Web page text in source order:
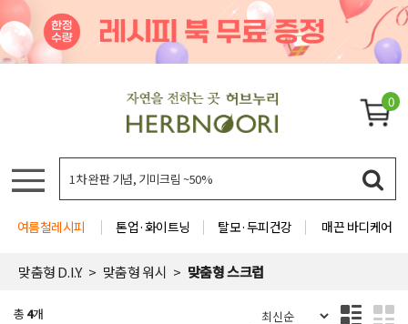
0
여름철레시피 톤업·화이트닝 탈모·두피건강 매끈 바디케어
맞춤형 D.I.Y. 맞춤형 워시 맞춤형 스크럽
총 4개